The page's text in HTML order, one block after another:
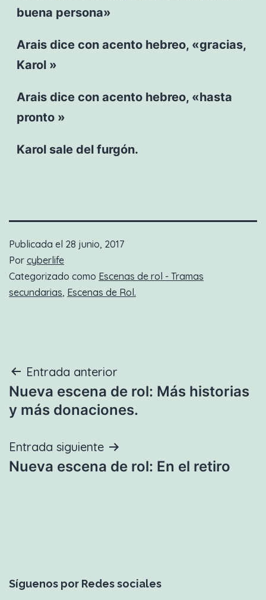
buena persona»
Arais dice con acento hebreo, «gracias,
Karol »
Arais dice con acento hebreo, «hasta
pronto »
Karol sale del furgón.
Publicada el 28 junio, 2017
Por cyberlife
Categorizado como Escenas de rol - Tramas
secundarias, Escenas de Rol.
Navegación
de
Entrada anterior
Nueva escena de rol: Más historias
y más donaciones.
Entrada siguiente
Nueva escena de rol: En el retiro
Síguenos por Redes sociales